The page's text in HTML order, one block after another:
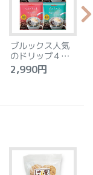
ブルックス人気
のドリップ４種
セット
2,990円